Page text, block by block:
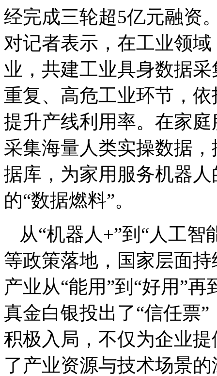
经完成三轮超5亿元融资
对记者表示，在工业领
业，共建工业具身数据
重复、高危工业环节，
提升产线利用率。在家
采集海量人类实操数据
据库，为家用服务机器
的“数据燃料”。
从“机器人+”到“人工智
等政策落地，国家层面
产业从“能用”到“好用”
真金白银投出了“信任票
积极入局，不仅为企业
了产业资源与技术场景